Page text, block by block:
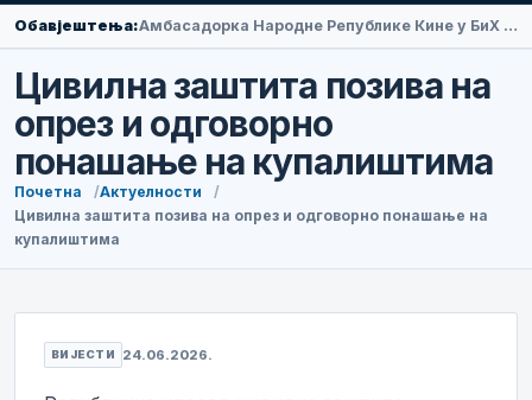
Обавјештења: Амбасадорка Народне Републике Кине у БиХ Ли Фан посјетила Добој
Цивилна заштита позива на
опрез и одговорно
понашање на купалиштима
Почетна
Актуелности
Цивилна заштита позива на опрез и одговорно понашање на
купалиштима
ВИЈЕСТИ 24.06.2026.